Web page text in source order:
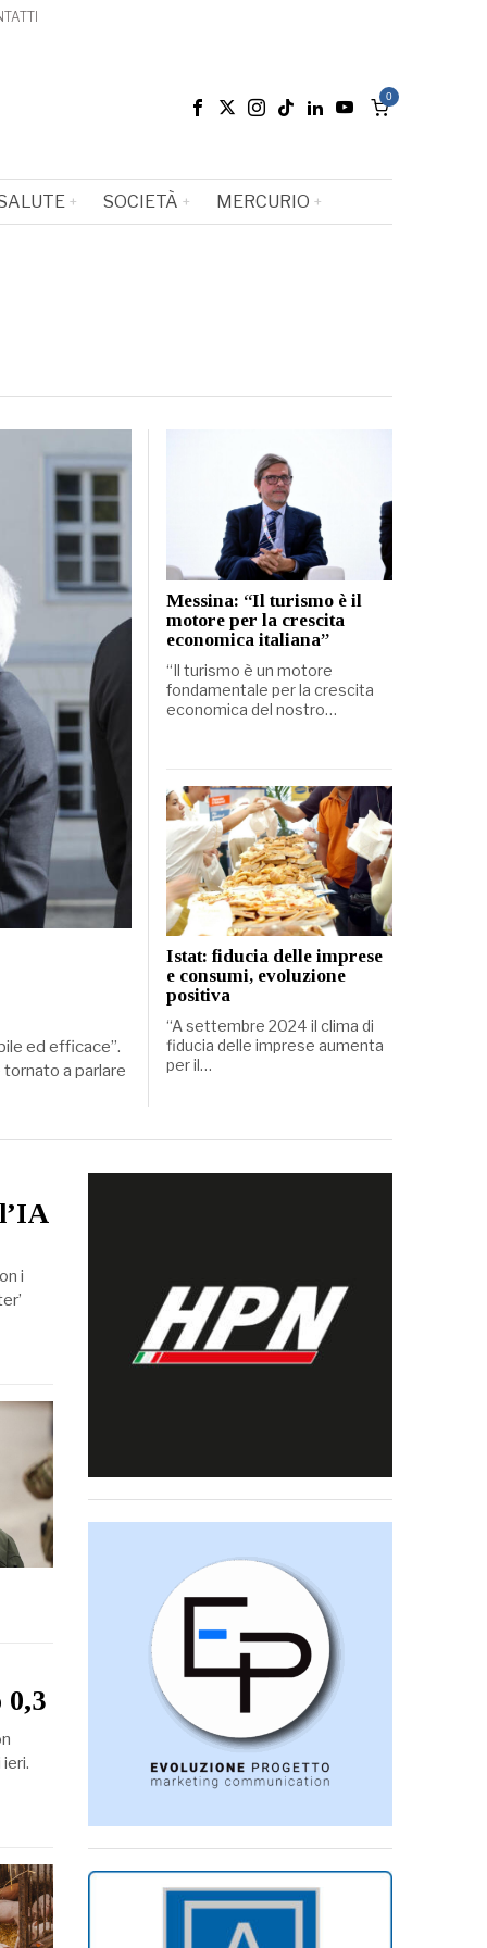
0
SOCIETÀ MERCURIO
ed efficace”.
a parlare
Messina: “Il turismo è il
motore per la crescita
economica italiana”
“Il turismo è un motore
fondamentale per la crescita
economica del nostro…
Istat: fiducia delle imprese
e consumi, evoluzione
positiva
“A settembre 2024 il clima di
fiducia delle imprese aumenta
per il…
i
0,3